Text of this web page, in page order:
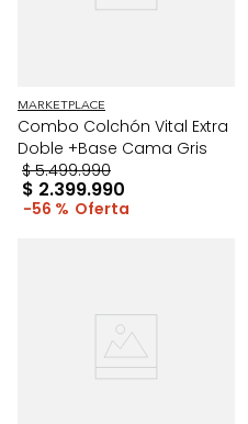
MARKETPLACE
Combo Colchón Vital Extra
Doble +Base Cama Gris
$ 5.499.990
$ 2.399.990
56 %